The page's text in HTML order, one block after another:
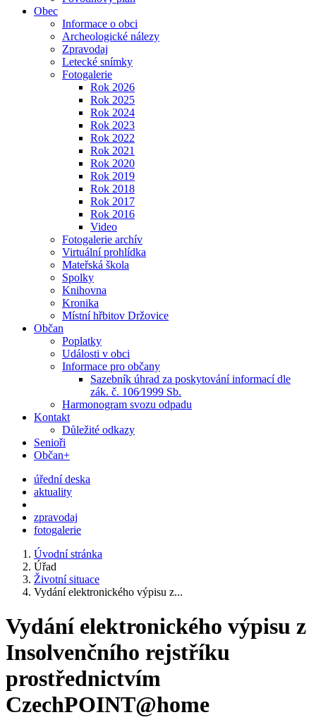
Obec
Informace o obci
Archeologické nálezy
Zpravodaj
Letecké snímky
Fotogalerie
Rok 2026
Rok 2025
Rok 2024
Rok 2023
Rok 2022
Rok 2021
Rok 2020
Rok 2019
Rok 2018
Rok 2017
Rok 2016
Video
Fotogalerie archív
Virtuální prohlídka
Mateřská škola
Spolky
Knihovna
Kronika
Místní hřbitov Držovice
Občan
Poplatky
Události v obci
Informace pro občany
Sazebník úhrad za poskytování informací dle
zák. č. 106⁄1999 Sb.
Harmonogram svozu odpadu
Kontakt
Důležité odkazy
Senioři
Občan+
úřední deska
aktuality
zpravodaj
fotogalerie
Úvodní stránka
Úřad
Životní situace
Vydání elektronického výpisu z...
Vydání elektronického výpisu z
Insolvenčního rejstříku
prostřednictvím
CzechPOINT@home